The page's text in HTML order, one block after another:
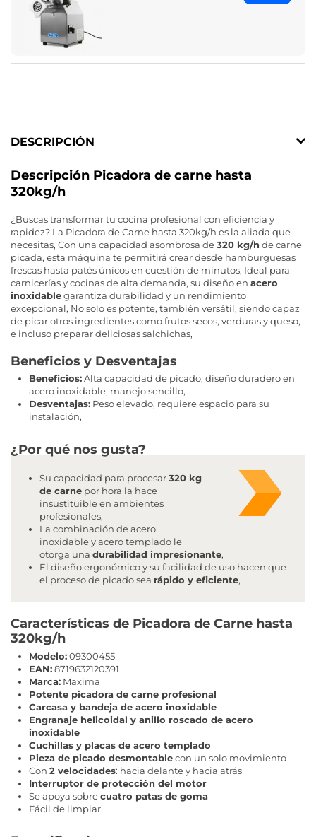
DESCRIPCIÓN
Descripción Picadora de carne hasta
320kg/h
¿Buscas transformar tu cocina profesional con eficiencia y
rapidez? La Picadora de Carne hasta 320kg/h es la aliada que
necesitas, Con una capacidad asombrosa de320 kg/h de carne
picada, esta máquina te permitirá crear desde hamburguesas
frescas hasta patés únicos en cuestión de minutos, Ideal para
carnicerías y cocinas de alta demanda, su diseño en acero
inoxidablegarantiza durabilidad y un rendimiento
excepcional, No solo es potente, también versátil, siendo capaz
de picar otros ingredientes como frutos secos, verduras y queso,
e incluso preparar deliciosas salchichas,
Beneficios y Desventajas
Beneficios:Alta capacidad de picado, diseño duradero en
acero inoxidable, manejo sencillo,
Desventajas: Peso elevado, requiere espacio para su
instalación,
¿Por qué nos gusta?
Su capacidad para procesar320 kg
de carne por hora la hace
insustituible en ambientes
profesionales,
La combinación de acero
inoxidable y acero templado le
otorga una durabilidad impresionante,
El diseño ergonómico y su facilidad de uso hacen que
el proceso de picado sea rápido y eficiente,
Características de Picadora de Carne hasta
320kg/h
Modelo:09300455
EAN:8719632120391
Marca: Maxima
Potente picadora de carne profesional
Carcasa y bandeja de acero inoxidable
Engranaje helicoidal y anillo roscado de acero
inoxidable
Cuchillas y placas de acero templado
Pieza de picado desmontablecon un solo movimiento
Con 2 velocidades: hacia delante y hacia atrás
Interruptor de protección del motor
Se apoya sobrecuatro patas de goma
Fácil de limpiar